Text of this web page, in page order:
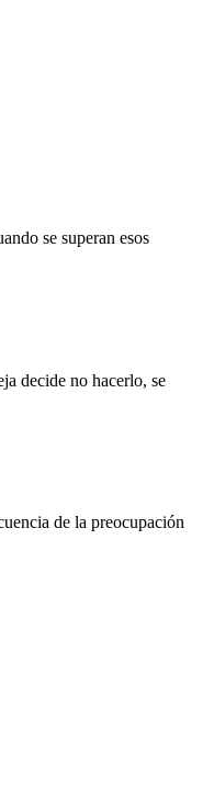
se superan esos
decide no hacerlo, se
de la preocupación